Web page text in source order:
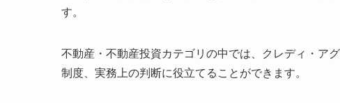
す。
不動産・不動産投資カテゴリの中では、クレディ・ア
制度、実務上の判断に役立てることができます。